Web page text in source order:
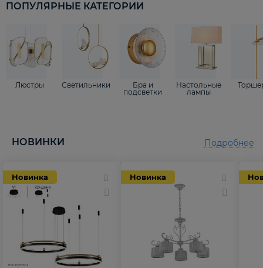
ПОПУЛЯРНЫЕ КАТЕГОРИИ
Люстры Светильники
Бра и
подсветки
Настольные
лампы
НОВИНКИ
Новинка Новинка
Подробнее